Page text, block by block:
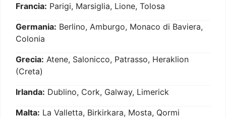
Francia: Parigi, Marsiglia, Lione, Tolosa
Germania: Berlino, Amburgo, Monaco di Baviera,
Colonia
Grecia: Atene, Salonicco, Patrasso, Heraklion
(Creta)
Irlanda: Dublino, Cork, Galway, Limerick
Malta: La Valletta, Birkirkara, Mosta, Qormi